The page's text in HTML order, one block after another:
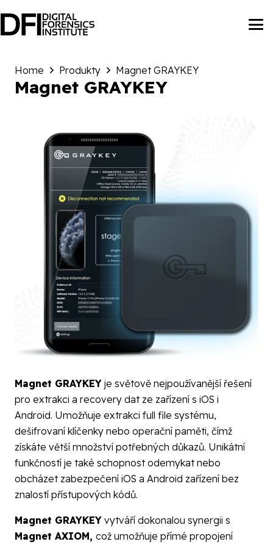
Home Produkty Magnet GRAYKEY
Magnet GRAYKEY
Magnet GRAYKEY je světově nejpoužívanější řešení
pro extrakci a recovery dat ze zařízení s iOS i
Android. Umožňuje extrakci full file systému,
dešifrovaní klíčenky nebo operační paměti, čímž
získáte větší množství potřebných důkazů. Unikátní
funkčností je také schopnost odemykat nebo
obcházet zabezpečení iOS a Android zařízení bez
znalostí přístupových kódů.
Magnet GRAYKEY vytváří dokonalou synergii s
Magnet AXIOM, což umožňuje přímé propojení